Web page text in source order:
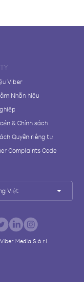
Viber
Nhãn hiệu
& Chính sách
Quyền riêng tư
Complaints Code
Việt
Media S.à r.l.